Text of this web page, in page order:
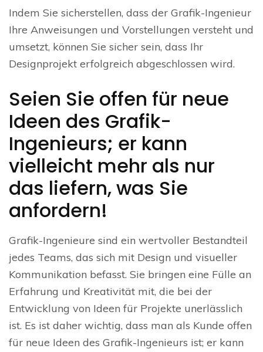
Indem Sie sicherstellen, dass der Grafik-Ingenieur
Ihre Anweisungen und Vorstellungen versteht und
umsetzt, können Sie sicher sein, dass Ihr
Designprojekt erfolgreich abgeschlossen wird.
Seien Sie offen für neue
Ideen des Grafik-
Ingenieurs; er kann
vielleicht mehr als nur
das liefern, was Sie
anfordern!
Grafik-Ingenieure sind ein wertvoller Bestandteil
jedes Teams, das sich mit Design und visueller
Kommunikation befasst. Sie bringen eine Fülle an
Erfahrung und Kreativität mit, die bei der
Entwicklung von Ideen für Projekte unerlässlich
ist. Es ist daher wichtig, dass man als Kunde offen
für neue Ideen des Grafik-Ingenieurs ist; er kann